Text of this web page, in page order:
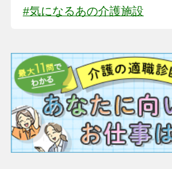
#気になるあの介護施設